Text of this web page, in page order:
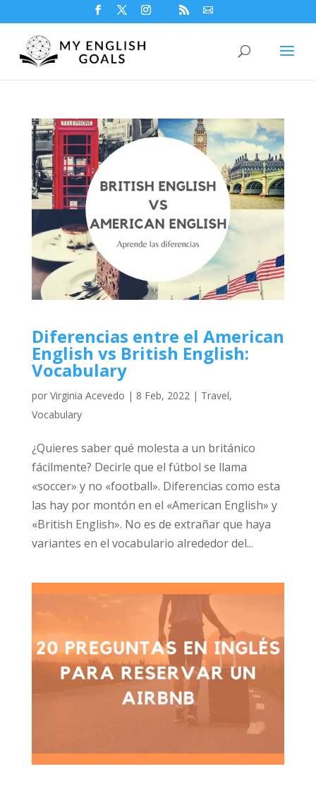
Diferencias entre el American
English vs British English:
Vocabulary
por Virginia Acevedo | 8 Feb, 2022| Travel,
Vocabulary
¿Quieres saber qué molesta a un británico
fácilmente? Decirle que el fútbol se llama
«soccer» y no «football». Diferencias como esta
las hay por montón en el «American English» y
«British English». No es de extrañar que haya
variantes en el vocabulario alrededor del...